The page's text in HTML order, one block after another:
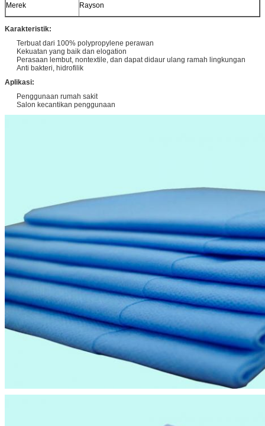
Merek Rayson
Karakteristik:
Terbuat dari 100% polypropylene perawan
Kekuatan yang baik dan elogation
Perasaan lembut, nontextile, dan dapat didaur ulang ramah lingkungan
Anti bakteri, hidrofilik
Aplikasi:
Penggunaan rumah sakit
Salon kecantikan penggunaan